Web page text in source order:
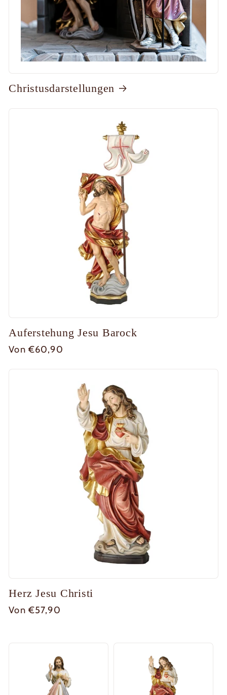
Christusdarstellungen
Auferstehung Jesu Barock
Normaler
Von €60,90
Herz Jesu Christi
Normaler
Von €57,90